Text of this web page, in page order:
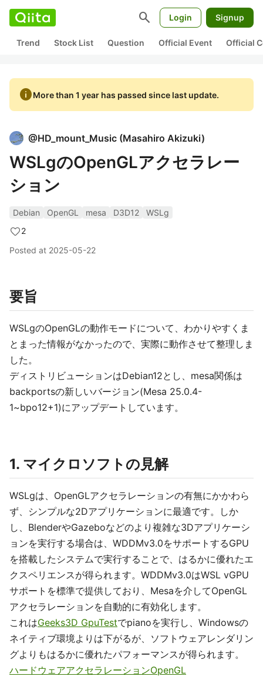
search Login Signup
Trend Stock List Question Official Event Official
infoMore than 1 year has passed since last update.
@HD_mount_Music (Masahiro Akizuki)
WSLgのOpenGLアクセラレー
ション
Debian OpenGL mesa D3D12
WSLg
2
Posted at 2025-05-22
要旨
WSLgのOpenGLの動作モードについて、わかりやすくま
とまった情報がなかったので、実際に動作させて整理しま
した。
ディストリビューションはDebian12とし、mesa関係は
backportsの新しいバージョン(Mesa 25.0.4-
1~bpo12+1)にアップデートしています。
1. マイクロソフトの見解
WSLgは、OpenGLアクセラレーションの有無にかかわら
ず、シンプルな2Dアプリケーションに最適です。しか
し、BlenderやGazeboなどのより複雑な3Dアプリケーシ
ョンを実行する場合は、WDDMv3.0をサポートするGPU
を搭載したシステムで実行することで、はるかに優れたエ
クスペリエンスが得られます。WDDMv3.0はWSL vGPU
サポートを標準で提供しており、Mesaを介してOpenGL
アクセラレーションを自動的に有効化します。
これはGeeks3D GpuTestでpianoを実行し、Windowsの
ネイティブ環境よりは下がるが、ソフトウェアレンダリン
グよりもはるかに優れたパフォーマンスが得られます。
ハードウェアアクセラレーションOpenGL